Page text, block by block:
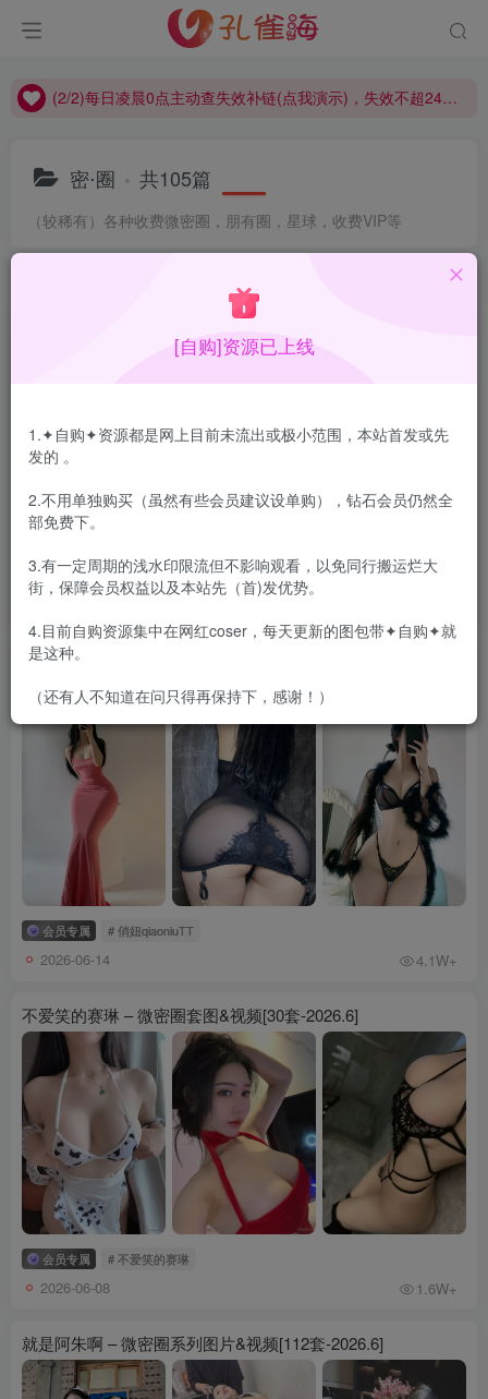
(2/2)每日凌晨0点主动查失效补链(点我演示)，失效不超24小时，
(2/2)每日凌晨0点主动查失效补链(点我演示)，失效不超24小时，
密⋅圈 共105篇
（较稀有）各种收费微密圈，朋有圈，星球，收费VIP等
评论
120斤的小王同学 – 微密圈系列套图&视频[122套-2026.6]
会员专属
俏妞qiaoniuTT – 微密圈会员订阅系列套图&视频[139
套-2026.6]
会员专属 # 俏妞qiaoniuTT
2026-06-14 4.1W+
不爱笑的赛琳 – 微密圈套图&视频[30套-2026.6]
会员专属 # 不爱笑的赛琳
2026-06-08 1.6W+
就是阿朱啊 – 微密圈系列图片&视频[112套-2026.6]
[自购]资源已上线
1.✦自购✦资源都是网上目前未流出或极小范围，本站首发或先
发的 。
2.不用单独购买（虽然有些会员建议设单购），钻石会员仍然全
部免费下。
3.有一定周期的浅水印限流但不影响观看，以免同行搬运烂大
街，保障会员权益以及本站先（首)发优势。
4.目前自购资源集中在网红coser，每天更新的图包带✦自购✦就
是这种。
（还有人不知道在问只得再保持下，感谢！）